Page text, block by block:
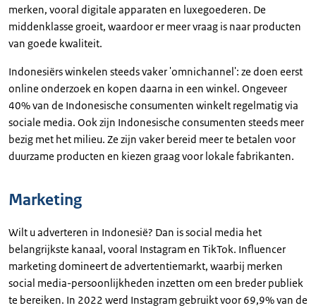
merken, vooral digitale apparaten en luxegoederen. De
middenklasse groeit, waardoor er meer vraag is naar producten
van goede kwaliteit.
Indonesiërs winkelen steeds vaker 'omnichannel': ze doen eerst
online onderzoek en kopen daarna in een winkel. Ongeveer
40% van de Indonesische consumenten winkelt regelmatig via
sociale media. Ook zijn Indonesische consumenten steeds meer
bezig met het milieu. Ze zijn vaker bereid meer te betalen voor
duurzame producten en kiezen graag voor lokale fabrikanten.
Marketing
Wilt u adverteren in Indonesië? Dan is social media het
belangrijkste kanaal, vooral Instagram en TikTok. Influencer
marketing domineert de advertentiemarkt, waarbij merken
social media-persoonlijkheden inzetten om een breder publiek
te bereiken. In 2022 werd Instagram gebruikt voor 69,9% van de